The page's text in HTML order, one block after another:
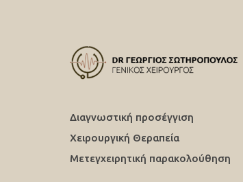
Διαγνωστική προσέγγιση
Χειρουργική Θεραπεία
Μετεγχειρητική παρακολούθηση